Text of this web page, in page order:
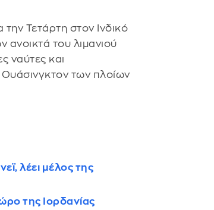
Τετάρτη στον Ινδικό
ανοικτά του λιμανιού
ναύτες και
των πλοίων
λέει μέλος της
της Ιορδανίας